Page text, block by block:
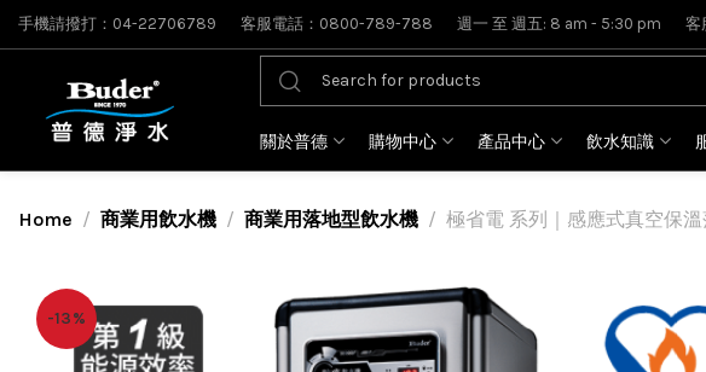
手機請撥打：04-22706789 客服電話：0800-789-788 週一 至 週五: 8 am - 5:30 pm 客
關於普德 購物中心 產品中心 飲水知識
Home 商業用飲水機 商業用落地型飲水機 極省電 系列｜感應式真空保
-13%